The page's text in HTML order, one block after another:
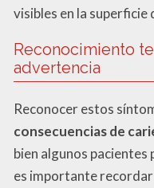
visibles en la superficie
Reconocimiento
advertencia
Reconocer estos
consecuencias de
bien algunos
es importante